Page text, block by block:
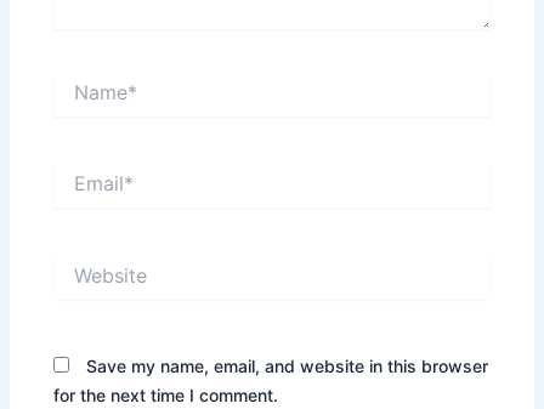
Save my name, email, and website in this browser
for the next time I comment.